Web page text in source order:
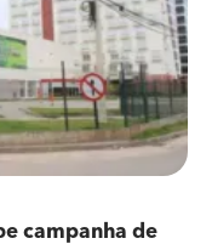
campanha de